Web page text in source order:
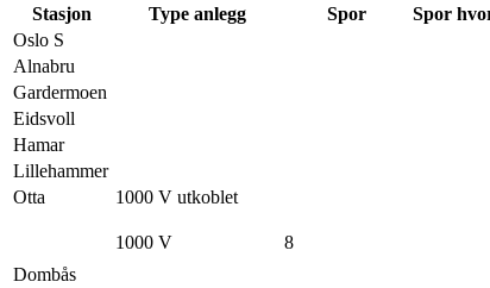
Stasjon Type anlegg Spor Spor
Oslo S
Alnabru
Gardermoen
Eidsvoll
Hamar
Lillehammer
Otta
1000 V utkoblet
Dombås
1000 V 8